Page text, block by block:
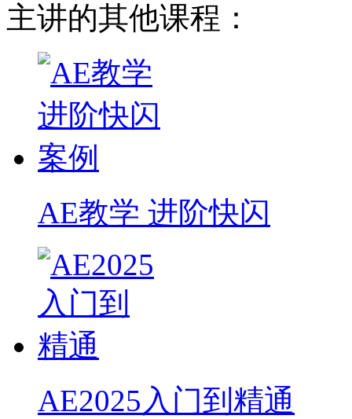
主讲的其他课程：
AE教学 进阶快闪
AE2025入门到精通